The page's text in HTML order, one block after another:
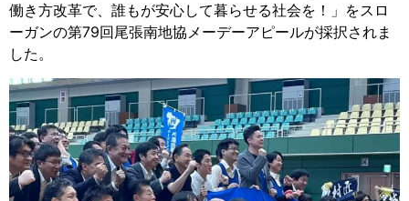
働き方改革で、誰もが安心して暮らせる社会を！」をスロ
ーガンの第79回尾張南地協メーデーアピールが採択されま
した。